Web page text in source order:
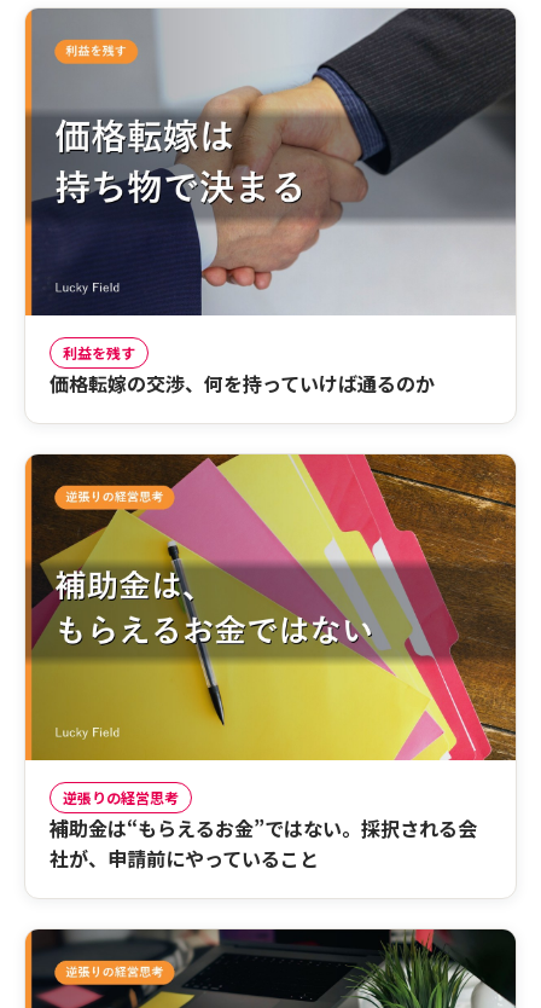
利益を残す
価格転嫁の交渉、何を持っていけば通るのか
逆張りの経営思考
補助金は“もらえるお金”ではない。採択される会
社が、申請前にやっていること